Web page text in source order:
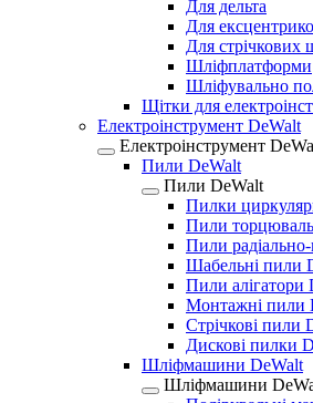
Для дельта
Для
Для
Шліфплатформи
Шліфувально
Щітки для
Електроінструмент DeWalt
Електроінструмент
Пили DeWalt
Пили DeWalt
Пилки
Пили
Пили
Шабельні пили
Пили алігатори
Монтажні пили
Стрічкові пили
Дискові пилки
Шліфмашини DeWalt
Шліфмашини